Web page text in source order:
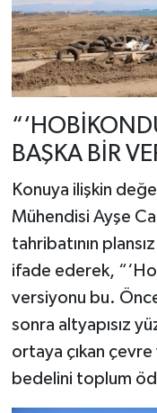
BAŞKA BİR
Konuya ilişkin
Mühendisi Ayşe
tahribatının
ifade ederek,
versiyonu bu.
sonra altyapısız
ortaya çıkan çevre
bedelini toplum